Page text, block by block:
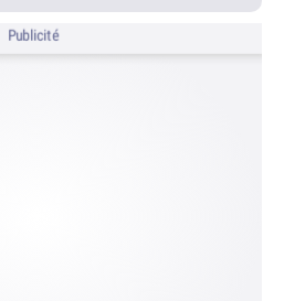
Publicité